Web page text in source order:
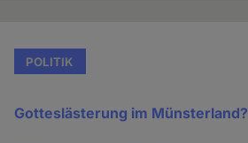
POLITIK
Gotteslästerung im Münsterland?